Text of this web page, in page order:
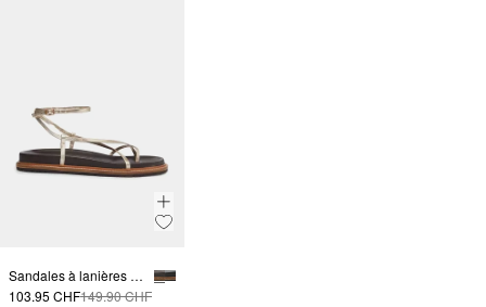
Sandales à lanières en cuir lisse
103.95 CHF149.90 CHF